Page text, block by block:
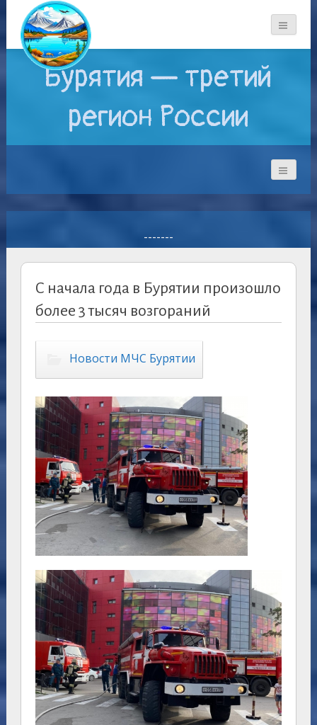
Бурятия — третий
регион России
-------
С начала года в Бурятии произошло
более 3 тысяч возгораний
Новости МЧС Бурятии